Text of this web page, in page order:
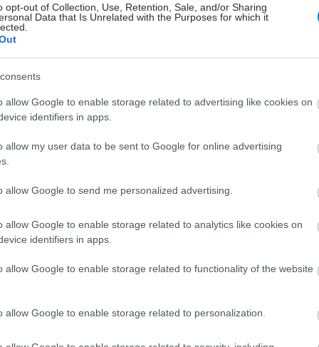
opt-out of Collection, Use, Retention, Sale, and/or Sharing
Data that Is Unrelated with the Purposes for which it
allow Google to enable storage related to advertising like cookies on
identifiers in apps.
allow my user data to be sent to Google for online advertising
allow Google to send me personalized advertising.
allow Google to enable storage related to analytics like cookies on
identifiers in apps.
allow Google to enable storage related to functionality of the website
allow Google to enable storage related to personalization.
οι τρέχουσες θεραπείες προσφέρουν
κατά 15% - 25% στη συχνότητα παροξύνσεων
την ανάγκη για περαιτέρω εναλλακτικές
ομάδα αξιολόγησε πρωτότυπες ερευνητικές
τις σχετικές κριτικές, με βάση τη γνώμη και την
συγγραφέων.
οι διάφορες βιολογικές θεραπείες που
απέτυχαν να επιδείξουν σημαντική ευεργετική